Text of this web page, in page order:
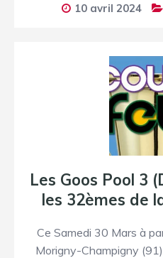
10 avril 2024
Les Goos Pool 3
les 32èmes de
Ce Samedi 30 Mars à
Morigny-Champigny